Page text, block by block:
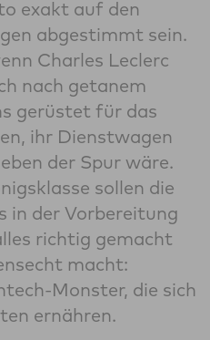
exakt auf den
abgestimmt sein.
Charles Leclerc
nach getanem
gerüstet für das
ihr Dienstwagen
der Spur wäre.
sollen die
in der Vorbereitung
richtig gemacht
macht:
Monster, die sich
ernähren.